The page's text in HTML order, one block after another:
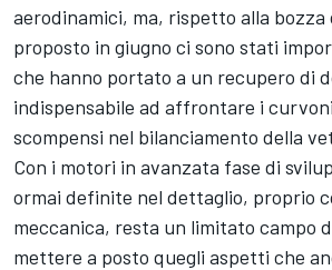
aerodinamici, ma, rispetto alla bozza
proposto in giugno ci sono stati
che hanno portato a un recupero di
indispensabile ad affrontare i
scompensi nel bilanciamento della
Con i motori in avanzata fase di
ormai definite nel dettaglio, proprio
meccanica, resta un limitato campo
mettere a posto quegli aspetti che